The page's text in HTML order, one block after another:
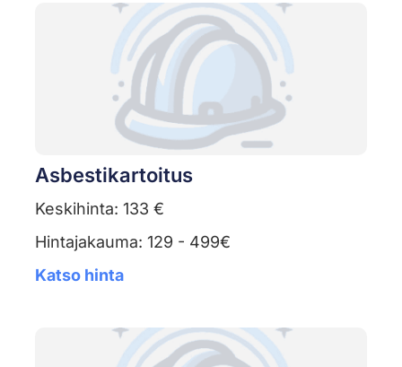
Asbestikartoitus
Keskihinta: 133 €
Hintajakauma: 129 - 499€
Katso hinta